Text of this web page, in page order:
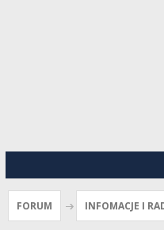
FORUM INFOMACJE I